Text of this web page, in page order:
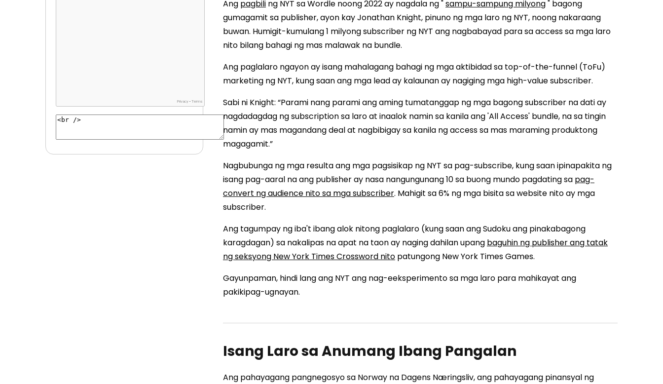
Ang pagbili ng NYT sa Wordle noong 2022 ay nagdala ng "sampu-sampung milyong" bagong
gumagamit sa publisher, ayon kay Jonathan Knight, pinuno ng mga laro ng NYT, noong nakaraang
buwan. Humigit-kumulang 1 milyong subscriber ng NYT ang nagbabayad para sa access sa mga laro
nito bilang bahagi ng mas malawak na bundle.
Ang paglalaro ngayon ay isang mahalagang bahagi ng mga aktibidad sa top-of-the-funnel (ToFu)
marketing ng NYT, kung saan ang mga lead ay kalaunan ay nagiging mga high-value subscriber.
Sabi ni Knight: “Parami nang parami ang aming tumatanggap ng mga bagong subscriber na dati ay
nagdadagdag ng subscription sa laro at inaalok namin sa kanila ang 'All Access' bundle, na sa tingin
namin ay mas magandang deal at nagbibigay sa kanila ng access sa mas maraming produktong
magagamit.”
Nagbubunga ng mga resulta ang mga pagsisikap ng NYT sa pag-subscribe, kung saan ipinapakita ng
isang pag-aaral na ang publisher ay nasa nangungunang 10 sa buong mundo pagdating sa pag-
convert ng audience nito sa mga subscriber. Mahigit sa 6% ng mga bisita sa website nito ay mga
subscriber.
Ang tagumpay ng iba't ibang alok nitong paglalaro (kung saan ang Sudoku ang pinakabagong
karagdagan) sa nakalipas na apat na taon ay naging dahilan upang baguhin ng publisher ang tatak
ng seksyong New York Times Crossword nito patungong New York Times Games.
Gayunpaman, hindi lang ang NYT ang nag-eeksperimento sa mga laro para mahikayat ang
pakikipag-ugnayan.
Isang Laro sa Anumang Ibang Pangalan
Ang pahayagang pangnegosyo sa Norway na Dagens Næringsliv, ang pahayagang pinansyal ng